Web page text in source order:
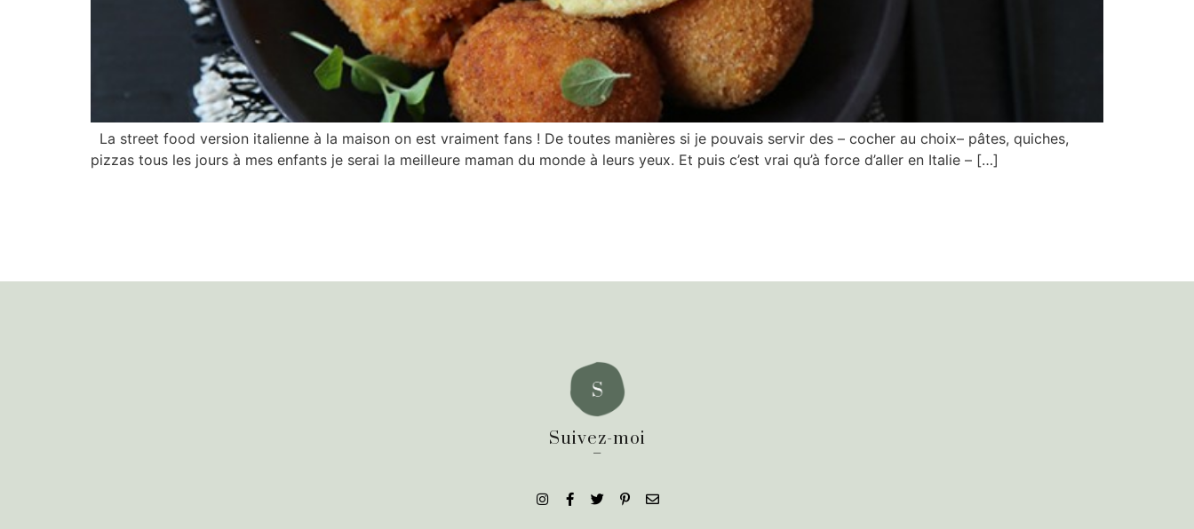
La street food version italienne à la maison on est vraiment fans ! De toutes manières si je pouvais servir des – cocher au choix– pâtes, quiches,
pizzas tous les jours à mes enfants je serai la meilleure maman du monde à leurs yeux. Et puis c’est vrai qu’à force d’aller en Italie – […]
Suivez-moi
_